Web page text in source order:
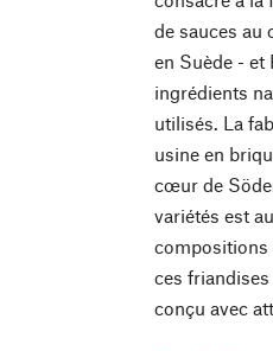
de sauces au
en Suède - et
ingrédients
utilisés. La
usine en
cœur de
variétés est
compositions
ces
conçu avec